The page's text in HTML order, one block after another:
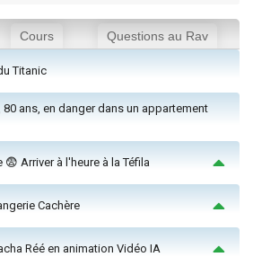
Cours Questions au Rav
Titanic
80 ans, en danger dans un appartement
Arriver à l'heure à la Téfila
Cachère
Réé en animation Vidéo IA